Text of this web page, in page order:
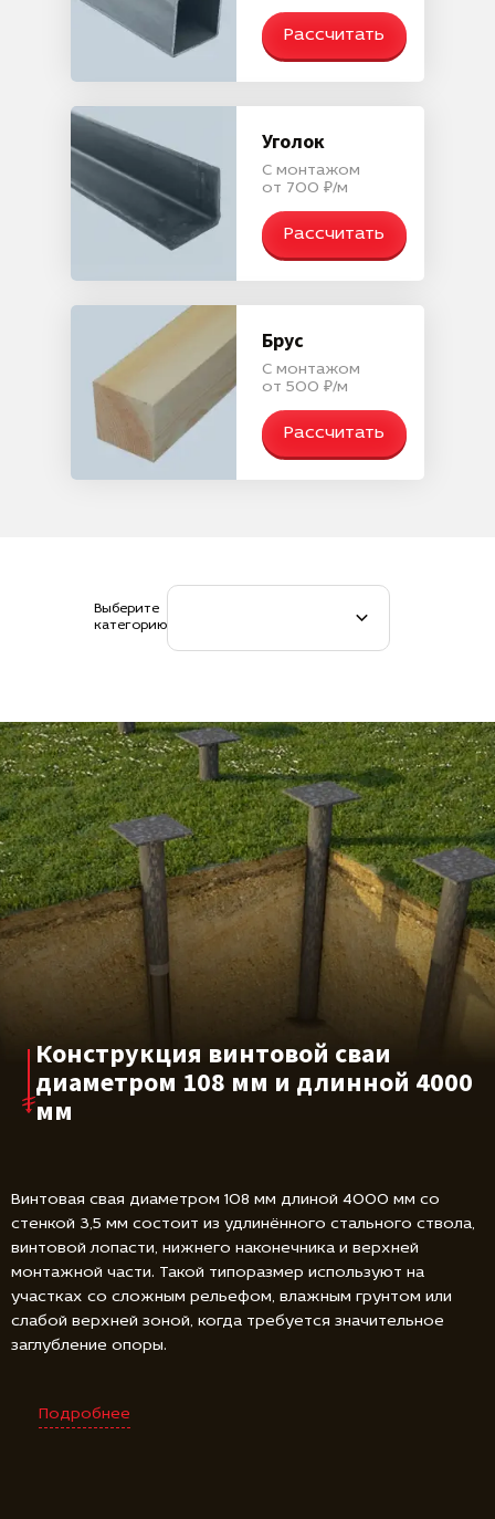
Рассчитать
Уголок
С монтажом
от 700 ₽/м
Рассчитать
Брус
С монтажом
от 500 ₽/м
Рассчитать
Выберите
категорию
Конструкция винтовой сваи
диаметром 108 мм и длинной 4000
мм
Винтовая свая диаметром 108 мм длиной 4000 мм со
стенкой 3,5 мм состоит из удлинённого стального ствола,
винтовой лопасти, нижнего наконечника и верхней
монтажной части. Такой типоразмер используют на
участках со сложным рельефом, влажным грунтом или
слабой верхней зоной, когда требуется значительное
заглубление опоры.
Подробнее